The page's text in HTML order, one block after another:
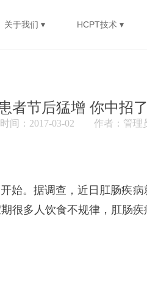
关于我们 ▾ HCPT技术 ▾
者节后猛增 你中招
时间：2017-03-02 作者：管理
始。据调查，近日肛肠疾
很多人饮食不规律，肛肠